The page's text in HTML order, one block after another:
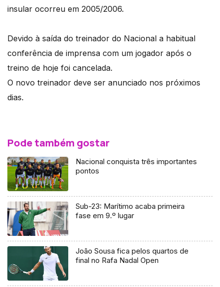
insular ocorreu em 2005/2006.
Devido à saída do treinador do Nacional a habitual
conferência de imprensa com um jogador após o
treino de hoje foi cancelada.
O novo treinador deve ser anunciado nos próximos
dias.
Pode também gostar
Nacional conquista três importantes
pontos
Sub-23: Marítimo acaba primeira
fase em 9.º lugar
João Sousa fica pelos quartos de
final no Rafa Nadal Open